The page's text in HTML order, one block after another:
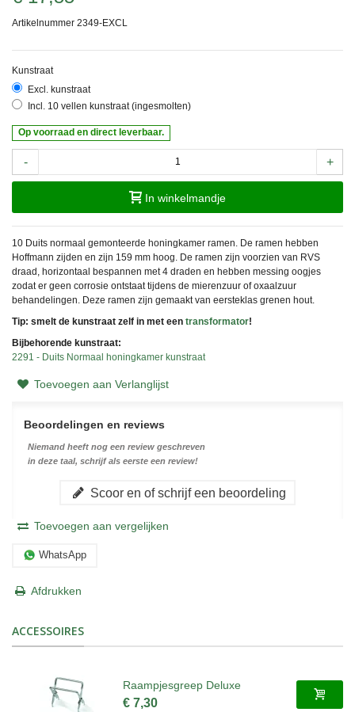
Artikelnummer 2349-EXCL
Kunstraat
Excl. kunstraat
Incl. 10 vellen kunstraat (ingesmolten)
Op voorraad en direct leverbaar.
- +
In winkelmandje
10 Duits normaal gemonteerde honingkamer ramen. De ramen hebben
Hoffmann zijden en zijn 159 mm hoog. De ramen zijn voorzien van RVS
draad, horizontaal bespannen met 4 draden en hebben messing oogjes
zodat er geen corrosie ontstaat tijdens de mierenzuur of oxaalzuur
behandelingen. Deze ramen zijn gemaakt van eersteklas grenen hout.
Tip: smelt de kunstraat zelf in met een transformator!
Bijbehorende kunstraat:
2291 - Duits Normaal honingkamer kunstraat
Toevoegen aan Verlanglijst
Beoordelingen en reviews
Niemand heeft nog een review geschreven
in deze taal, schrijf als eerste een review!
Scoor en of schrijf een beoordeling
Toevoegen aan vergelijken
WhatsApp
Afdrukken
ACCESSOIRES
Raampjesgreep Deluxe
€ 7,30